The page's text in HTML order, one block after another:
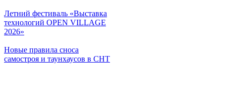
Летний фестиваль «Выставка
технологий OPEN VILLAGE
2026»
Новые правила сноса
самостроя и таунхаусов в СНТ